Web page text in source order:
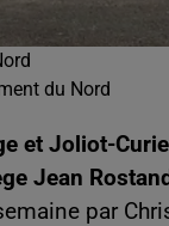
du Nord
et Joliot-
Jean
par